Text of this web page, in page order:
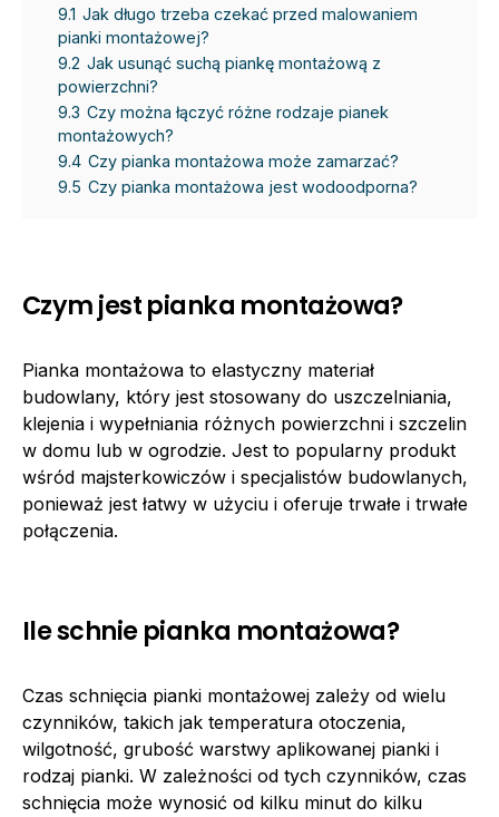
9.1 Jak długo trzeba czekać przed malowaniem
pianki montażowej?
9.2 Jak usunąć suchą piankę montażową z
powierzchni?
9.3 Czy można łączyć różne rodzaje pianek
montażowych?
9.4 Czy pianka montażowa może zamarzać?
9.5 Czy pianka montażowa jest wodoodporna?
Czym jest pianka montażowa?
Pianka montażowa to elastyczny materiał
budowlany, który jest stosowany do uszczelniania,
klejenia i wypełniania różnych powierzchni i szczelin
w domu lub w ogrodzie. Jest to popularny produkt
wśród majsterkowiczów i specjalistów budowlanych,
ponieważ jest łatwy w użyciu i oferuje trwałe i trwałe
połączenia.
Ile schnie pianka montażowa?
Czas schnięcia pianki montażowej zależy od wielu
czynników, takich jak temperatura otoczenia,
wilgotność, grubość warstwy aplikowanej pianki i
rodzaj pianki. W zależności od tych czynników, czas
schnięcia może wynosić od kilku minut do kilku